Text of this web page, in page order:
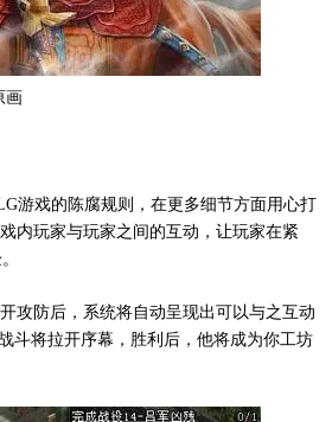
画
戏的陈腐规则，在更多细节方面用心打
内玩家与玩家之间的互动，让玩家在紧
防后，系统将自动呈现出可以与之互动
斗将拉开序幕，胜利后，他将成为你工坊